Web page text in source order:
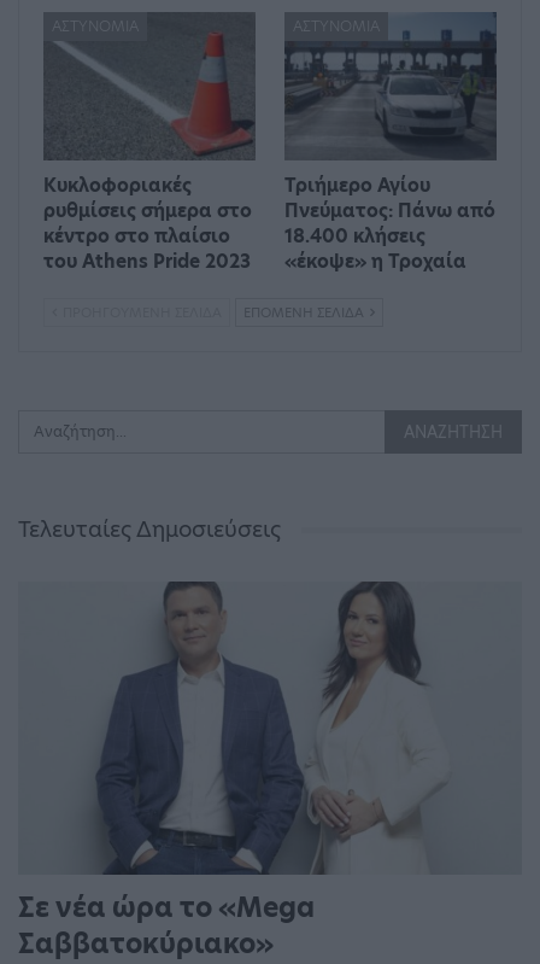
ΑΣΤΥΝΟΜΊΑ
Κυκλοφοριακές
ρυθμίσεις σήμερα στο
κέντρο στο πλαίσιο
του Athens Pride 2023
ΑΣΤΥΝΟΜΊΑ
Τριήμερο Αγίου
Πνεύματος: Πάνω από
18.400 κλήσεις
«έκοψε» η Τροχαία
ΕΠΌΜΕΝΗ ΣΕΛΊΔΑ
Τελευταίες Δημοσιεύσεις
Σε νέα ώρα το «Mega
Σαββατοκύριακο»